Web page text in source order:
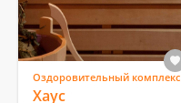
Оздоровительный комплекс
Хаус